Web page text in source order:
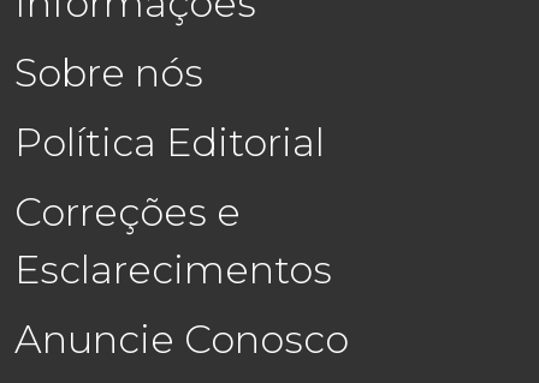
Sobre nós
Política Editorial
Correções e
Esclarecimentos
Anuncie Conosco